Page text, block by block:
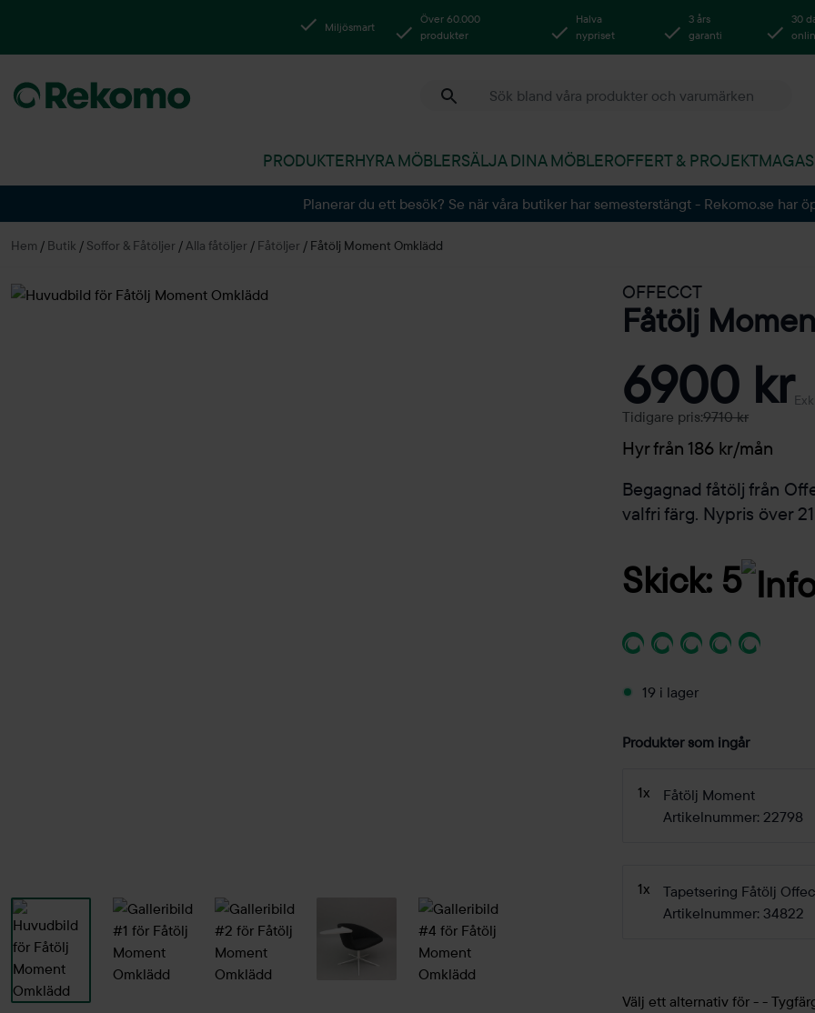
Miljösmart
Över 60.000
produkter
Halva
nypriset
3 års
garanti
30
PRODUKTERHYRA MÖBLERSÄLJA DINA MÖBLEROFFERT & PROJEKT
Planerar du ett besök? Se när våra butiker har semesterstängt - Rekomo.se har
Hem / Butik / Soffor & Fåtöljer /Alla fåtöljer / Fåtöljer / Fåtölj Moment Omklädd
OFFECCT
Fåtölj
6900 kr
Tidigare pris:9710 kr
Hyr från 186 kr/mån
Begagnad fåtölj från
valfri färg. Nypris över
Skick: 5
19 i lager
Produkter som ingår
1x
Fåtölj Moment
Artikelnummer: 22798
1x
Tapetsering Fåtölj
Artikelnummer: 34822
Välj ett alternativ för - -